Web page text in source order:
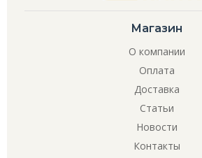
Магазин
О компании
Оплата
Доставка
Статьи
Новости
Контакты